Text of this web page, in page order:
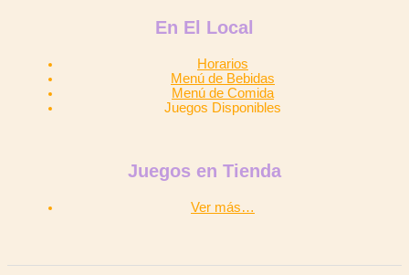
En El Local
Horarios
Menú de Bebidas
Menú de Comida
Juegos Disponibles
Juegos en Tienda
Ver más…